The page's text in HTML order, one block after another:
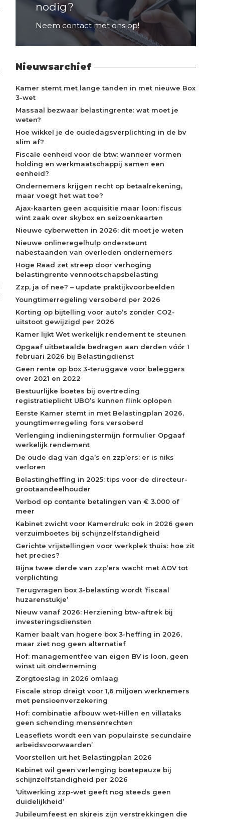
nodig?
Neem contact met ons op!
Nieuwsarchief
Kamer stemt met lange tanden in met nieuwe Box
3-wet
Massaal bezwaar belastingrente: wat moet je
weten?
Hoe wikkel je de oudedagsverplichting in de bv
slim af?
Fiscale eenheid voor de btw: wanneer vormen
holding en werkmaatschappij samen een
eenheid?
Ondernemers krijgen recht op betaalrekening,
maar voegt het wat toe?
Ajax-kaarten geen acquisitie maar loon: fiscus
wint zaak over skybox en seizoenkaarten
Nieuwe cyberwetten in 2026: dit moet je weten
Nieuwe onlineregelhulp ondersteunt
nabestaanden van overleden ondernemers
Hoge Raad zet streep door verhoging
belastingrente vennootschapsbelasting
Zzp, ja of nee? – update praktijkvoorbeelden
Youngtimerregeling versoberd per 2026
Korting op bijtelling voor auto’s zonder CO2-
uitstoot gewijzigd per 2026
Kamer lijkt Wet werkelijk rendement te steunen
Opgaaf uitbetaalde bedragen aan derden vóór 1
februari 2026 bij Belastingdienst
Geen rente op box 3-teruggave voor beleggers
over 2021 en 2022
Bestuurlijke boetes bij overtreding
registratieplicht UBO’s kunnen flink oplopen
Eerste Kamer stemt in met Belastingplan 2026,
youngtimerregeling fors versoberd
Verlenging indieningstermijn formulier Opgaaf
werkelijk rendement
De oude dag van dga’s en zzp’ers: er is niks
verloren
Belastingheffing in 2025: tips voor de directeur-
grootaandeelhouder
Verbod op contante betalingen van € 3.000 of
meer
Kabinet zwicht voor Kamerdruk: ook in 2026 geen
verzuimboetes bij schijnzelfstandigheid
Gerichte vrijstellingen voor werkplek thuis: hoe zit
het precies?
Bijna twee derde van zzp’ers wacht met AOV tot
verplichting
Terugvragen box 3-belasting wordt ‘fiscaal
huzarenstukje’
Nieuw vanaf 2026: Herziening btw-aftrek bij
investeringsdiensten
Kamer baalt van hogere box 3-heffing in 2026,
maar ziet nog geen alternatief
Hof: managementfee van eigen BV is loon, geen
winst uit onderneming
Zorgtoeslag in 2026 omlaag
Fiscale strop dreigt voor 1,6 miljoen werknemers
met pensioenverzekering
Hof: combinatie afbouw wet-Hillen en villataks
geen schending mensenrechten
Leasefiets wordt een van populairste secundaire
arbeidsvoorwaarden’
Voorstellen uit het Belastingplan 2026
Kabinet wil geen verlenging boetepauze bij
schijnzelfstandigheid per 2026
‘Uitwerking zzp-wet geeft nog steeds geen
duidelijkheid’
Jubileumfeest en skireis zijn verstrekkingen die